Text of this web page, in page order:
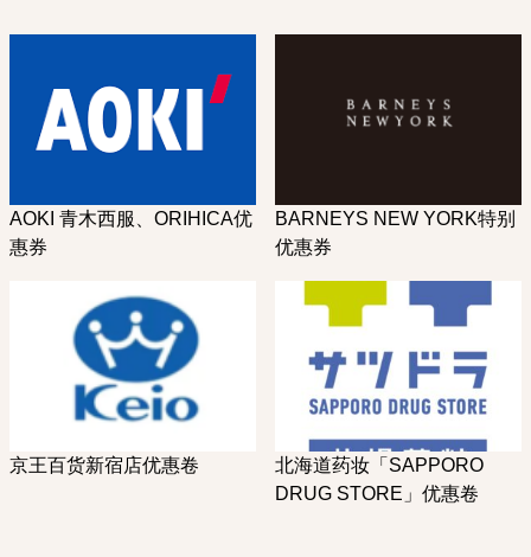
AOKI 青木西服、ORIHICA优
惠券
BARNEYS NEW YORK特别
优惠券
京王百货新宿店优惠卷
北海道药妆「SAPPORO
DRUG STORE」优惠卷